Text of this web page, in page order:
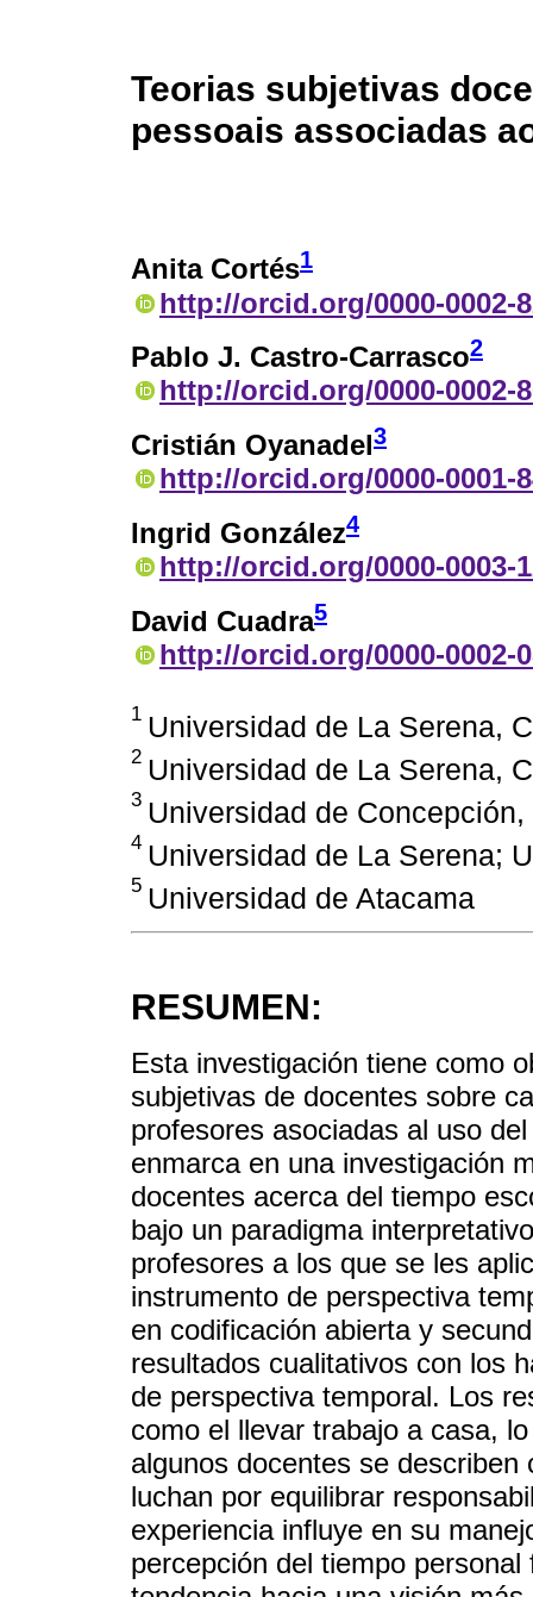
Teorias subjetivas
pessoais associadas
Anita Cortés1
http://orcid.org/0000-0002-
Pablo J. Castro-Carrasco2
http://orcid.org/0000-0002-
Cristián Oyanadel3
http://orcid.org/0000-0001-
Ingrid González4
http://orcid.org/0000-0003-
David Cuadra5
http://orcid.org/0000-0002-
1 Universidad de La Serena,
2 Universidad de La Serena,
3 Universidad de Concepción,
4 Universidad de La Serena;
5 Universidad de Atacama
RESUMEN:
Esta investigación tiene como
subjetivas de docentes sobre
profesores asociadas al uso
enmarca en una investigación
docentes acerca del tiempo
bajo un paradigma
profesores a los que se les
instrumento de perspectiva
en codificación abierta y
resultados cualitativos con los
de perspectiva temporal. Los
como el llevar trabajo a casa,
algunos docentes se
luchan por equilibrar
experiencia influye en su
percepción del tiempo